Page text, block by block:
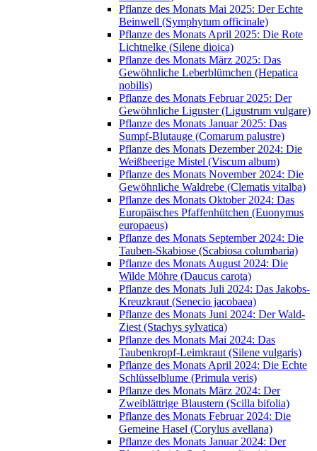
Pflanze des Monats Mai 2025: Der Echte
Beinwell (Symphytum officinale)
Pflanze des Monats April 2025: Die Rote
Lichtnelke (Silene dioica)
Pflanze des Monats März 2025: Das
Gewöhnliche Leberblümchen (Hepatica
nobilis)
Pflanze des Monats Februar 2025: Der
Gewöhnliche Liguster (Ligustrum vulgare)
Pflanze des Monats Januar 2025: Das
Sumpf-Blutauge (Comarum palustre)
Pflanze des Monats Dezember 2024: Die
Weißbeerige Mistel (Viscum album)
Pflanze des Monats November 2024: Die
Gewöhnliche Waldrebe (Clematis vitalba)
Pflanze des Monats Oktober 2024: Das
Europäisches Pfaffenhütchen (Euonymus
europaeus)
Pflanze des Monats September 2024: Die
Tauben-Skabiose (Scabiosa columbaria)
Pflanze des Monats August 2024: Die
Wilde Möhre (Daucus carota)
Pflanze des Monats Juli 2024: Das Jakobs-
Kreuzkraut (Senecio jacobaea)
Pflanze des Monats Juni 2024: Der Wald-
Ziest (Stachys sylvatica)
Pflanze des Monats Mai 2024: Das
Taubenkropf-Leimkraut (Silene vulgaris)
Pflanze des Monats April 2024: Die Echte
Schlüsselblume (Primula veris)
Pflanze des Monats März 2024: Der
Zweiblättrige Blaustern (Scilla bifolia)
Pflanze des Monats Februar 2024: Die
Gemeine Hasel (Corylus avellana)
Pflanze des Monats Januar 2024: Der